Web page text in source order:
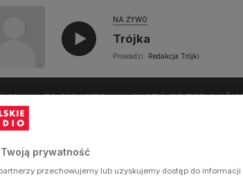
NA ŻYWO
Trójka
Prowadzi: Redakcja Trójki
PLAYLISTA LISTA
Twoją prywatność
przechowujemy lub uzyskujemy dostęp do